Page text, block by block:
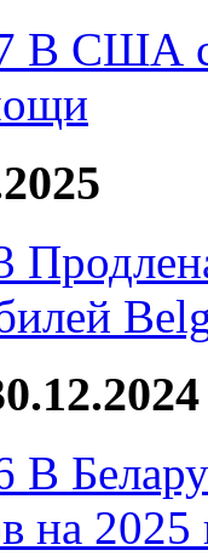
В США
В
на 2025